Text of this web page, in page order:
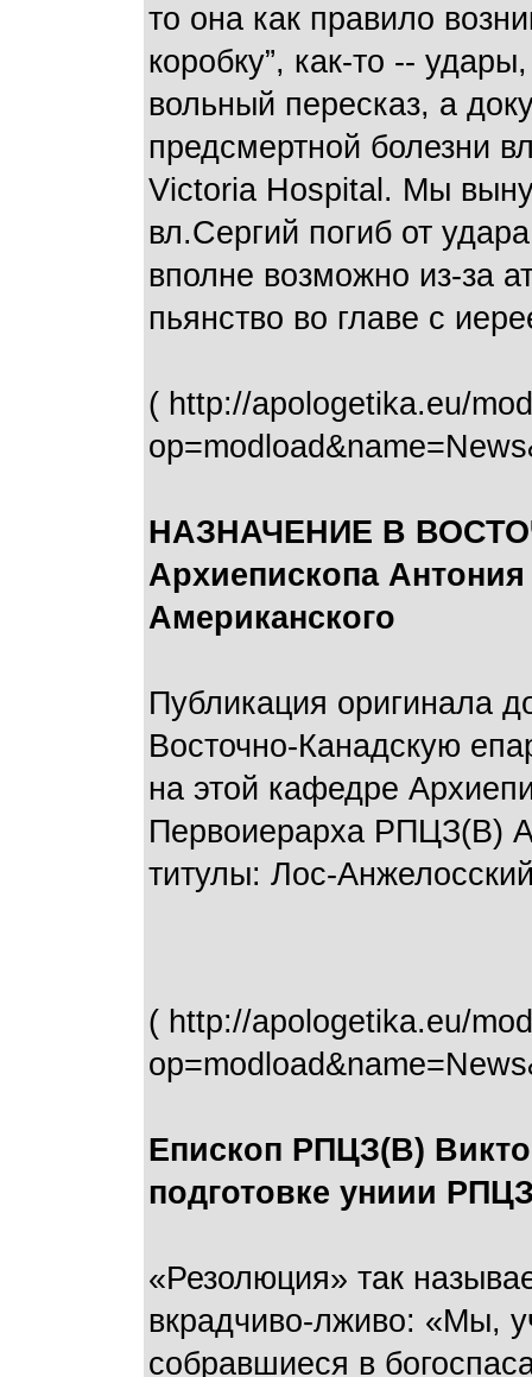
то она как правило
коробку”, как-то --
вольный пересказ, а
предсмертной болезни
Victoria Hospital. Мы
вл.Сергий погиб от
вполне возможно из-за
пьянство во главе с
( http://apologetika.eu/
НАЗНАЧЕНИЕ В
Архиепископа
Американского
Публикация оригинала
Восточно-Канадскую
на этой кафедре
Первоиерарха РПЦЗ(В)
титулы: Лос-
( http://apologetika.eu/
Епископ РПЦЗ(В)
подготовке униии
«Резолюция» так
вкрадчиво-лживо: «Мы,
собравшиеся в